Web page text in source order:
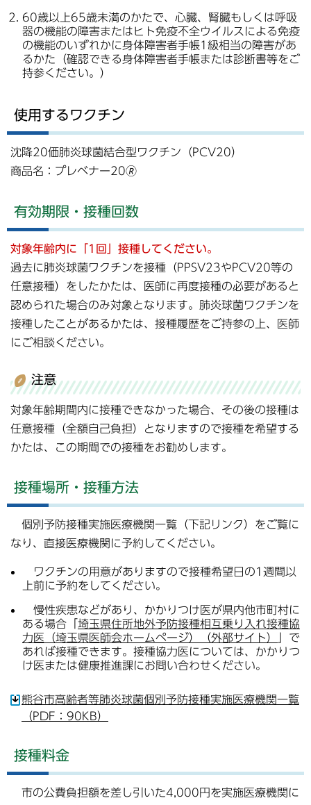
60歳以上65歳未満のかたで、心臓、腎臓もしくは呼吸
器の機能の障害またはヒト免疫不全ウイルスによる免疫
の機能のいずれかに身体障害者手帳1級相当の障害があ
るかた（確認できる身体障害者手帳または診断書等をご
持参ください。）
使用するワクチン
沈降20価肺炎球菌結合型ワクチン（PCV20）
商品名：プレベナー20🄬
有効期限・接種回数
対象年齢内に「1回」接種してください。
過去に肺炎球菌ワクチンを接種（PPSV23やPCV20等の
任意接種）をしたかたは、医師に再度接種の必要があると
認められた場合のみ対象となります。肺炎球菌ワクチンを
接種したことがあるかたは、接種履歴をご持参の上、医師
にご相談ください。
注意
対象年齢期間内に接種できなかった場合、その後の接種は
任意接種（全額自己負担）となりますので接種を希望する
かたは、この期間での接種をお勧めします。
接種場所・接種方法
個別予防接種実施医療機関一覧（下記リンク）をご覧に
なり、直接医療機関に予約してください。
ワクチンの用意がありますので接種希望日の1週間以
上前に予約をしてください。
慢性疾患などがあり、かかりつけ医が県内他市町村に
ある場合「 埼玉県住所地外予防接種相互乗り入れ接種協
力医（埼玉県医師会ホームページ）（外部サイト）
」で
あれば接種できます。接種協力医については、かかりつ
け医または健康推進課にお問い合わせください。
熊谷市高齢者等肺炎球菌個別予防接種実施医療機関一覧
（PDF：90KB）
接種料金
市の公費負担額を差し引いた4,000円を実施医療機関に